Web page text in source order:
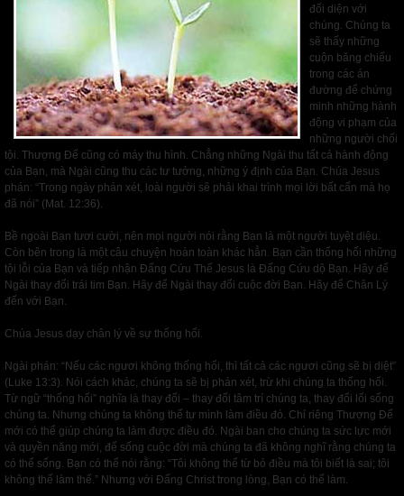
đối diện với
chúng. Chúng ta
sẽ thấy những
cuộn băng chiếu
trong các án
đường để chứng
minh những hành
động vi phạm của
những người chối
tội. Thượng Đế cũng có máy thu hình. Chẳng những Ngài thu tất cả hành động
của Bạn, mà Ngài cũng thu các tư tưởng, những ý định của Bạn. Chúa Jesus
phán: “Trong ngày phán xét, loài người sẽ phải khai trình mọi lời bất cẩn mà họ
đã nói” (Mat. 12:36).
Bề ngoài Bạn tươi cười, nên mọi người nói rằng Bạn là một người tuyệt diệu.
Còn bên trong là một câu chuyện hoàn toàn khác hẳn. Bạn cần thống hối những
tội lỗi của Bạn và tiếp nhận Đấng Cứu Thế Jesus là Đấng Cứu dộ Bạn. Hãy để
Ngài thay đổi trái tim Bạn. Hãy để Ngài thay đổi cuộc đời Bạn. Hãy để Chân Lý
đến với Bạn.
Chúa Jesus dạy chân lý về sự thống hối.
Ngài phán: “Nếu các ngươi không thống hối, thì tất cả các ngươi cũng sẽ bị diệt”
(Luke 13:3). Nói cách khác, chúng ta sẽ bị phán xét, trừ khi chúng ta thống hối.
Từ ngữ “thống hối” nghĩa là thay đổi – thay đổi tâm trí chúng ta, thay đổi lối sống
chúng ta. Nhưng chúng ta không thể tự mình làm điều đó. Chỉ riêng Thượng Đế
mới có thể giúp chúng ta làm được điều đó. Ngài ban cho chúng ta sức lực mới
và quyền năng mới, để sống cuộc đời mà chúng ta đã không nghĩ rằng chúng ta
có thể sống. Bạn có thể nói rằng: “Tôi không thể từ bỏ điều mà tôi biết là sai; tôi
không thể làm thế.” Nhưng với Đấng Christ trong lòng, Bạn có thể làm.